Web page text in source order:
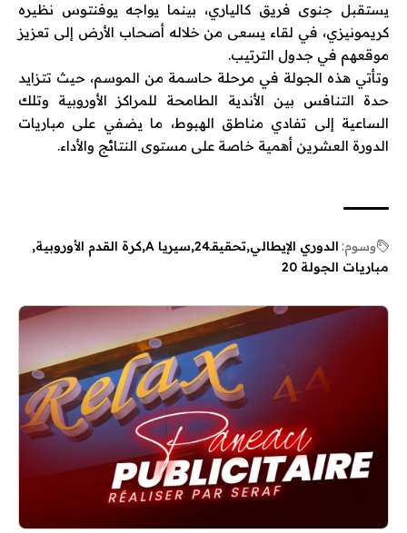
يستقبل جنوى فريقكالياري، بينما يواجه يوفنتوس نظيره
كريمونيزي، في لقاء يسعى من خلاله أصحاب الأرض إلى تعزيز
موقعهم في جدول الترتيب.
وتأتي هذه الجولة في مرحلة حاسمة من الموسم، حيث تتزايد
حدة التنافس بين الأندية الطامحة للمراكز الأوروبية وتلك
الساعية إلى تفادي مناطق الهبوط، ما يضفي على مباريات
الدورة العشرين أهمية خاصة على مستوى النتائج والأداء.
وسوم: الدوري الإيطالي تحقيقـ24 سيريا A
كرة القدم الأوروبية
مباريات الجولة 20